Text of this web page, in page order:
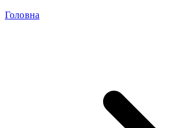
Головна